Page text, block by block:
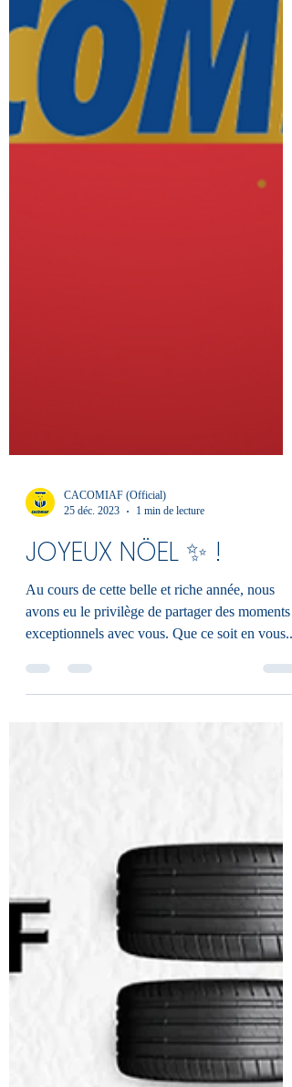
CACOMIAF (Official)
25 déc. 2023
1 min de lecture
JOYEUX NÖEL ✨ !
Au cours de cette belle et riche année, nous